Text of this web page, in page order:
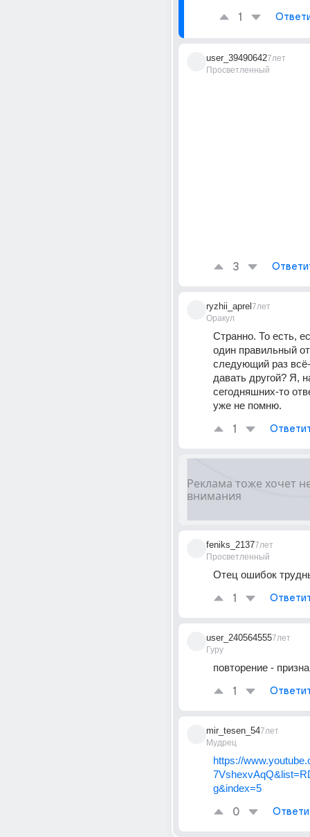
1
user_39490642
Просветленный
7лет
3
ryzhii_aprel
Оракул
7лет
Странно. То есть,
один правильный
следующий раз
давать другой? Я,
сегодняшних-то
уже не помню.
1
feniks_2137
Просветленный
7лет
Отец ошибок
1
user_240564555
Гуру
7лет
повторение -
1
mir_tesen_54
Мудрец
7лет
https://
g&index=5
0